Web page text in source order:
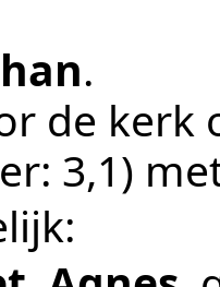
.
de kerk
3,1)